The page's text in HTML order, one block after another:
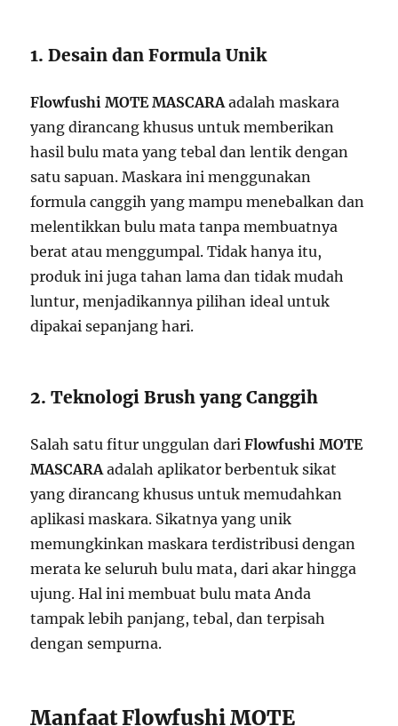
1. Desain dan Formula Unik
Flowfushi MOTE MASCARAadalah maskara
yang dirancang khusus untuk memberikan
hasil bulu mata yang tebal dan lentik dengan
satu sapuan. Maskara ini menggunakan
formula canggih yang mampu menebalkan dan
melentikkan bulu mata tanpa membuatnya
berat atau menggumpal. Tidak hanya itu,
produk ini juga tahan lama dan tidak mudah
luntur, menjadikannya pilihan ideal untuk
dipakai sepanjang hari.
2. Teknologi Brush yang Canggih
Salah satu fitur unggulan dariFlowfushi MOTE
MASCARAadalah aplikator berbentuk sikat
yang dirancang khusus untuk memudahkan
aplikasi maskara. Sikatnya yang unik
memungkinkan maskara terdistribusi dengan
merata ke seluruh bulu mata, dari akar hingga
ujung. Hal ini membuat bulu mata Anda
tampak lebih panjang, tebal, dan terpisah
dengan sempurna.
Manfaat Flowfushi MOTE